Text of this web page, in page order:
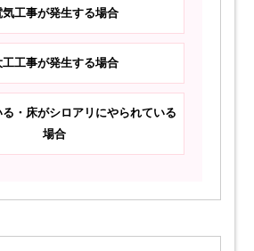
気工事が発生する場合
工工事が発生する場合
・床がシロアリにやられている
場合